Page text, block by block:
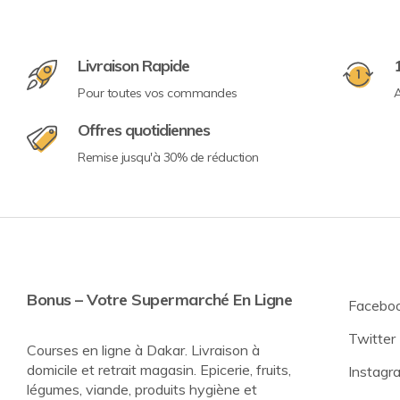
Livraison Rapide
Pour toutes vos commandes
Offres quotidiennes
Remise jusqu'à 30% de réduction
Bonus – Votre Supermarché En Ligne
Courses en ligne à Dakar. Livraison à
domicile et retrait magasin. Epicerie, fruits,
légumes, viande, produits hygiène et
Twitter